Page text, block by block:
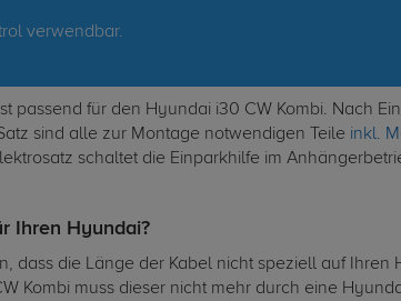
verwendbar.
passend für den Hyundai i30 CW Kombi. Nach
sind alle zur Montage notwendigen Teile inkl.
schaltet die Einparkhilfe im
Ihren Hyundai?
dass die Länge der Kabel nicht speziell auf
Kombi muss dieser nicht mehr durch eine